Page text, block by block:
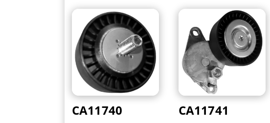
CA11740 CA11741